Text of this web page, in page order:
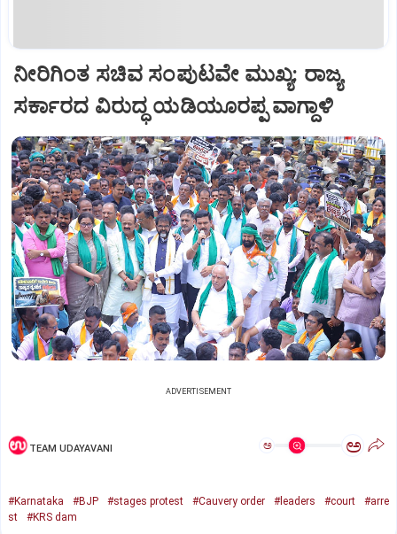
ನೀರಿಗಿಂತ ಸಚಿವ ಸಂಪುಟವೇ ಮುಖ್ಯ: ರಾಜ್ಯ
ಸರ್ಕಾರದ ವಿರುದ್ಧ ಯಡಿಯೂರಪ್ಪ ವಾಗ್ದಾಳಿ
ADVERTISEMENT
TEAM UDAYAVANI ಅ ಅ
#Karnataka #BJP #stages protest #Cauvery order #leaders #court
#arre
st
#KRS dam